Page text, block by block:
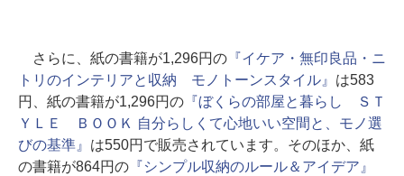
さらに、紙の書籍が1,296円の『イケア・無印良品・ニ
トリのインテリアと収納 モノトーンスタイル』 は583
円、紙の書籍が1,296円の『ぼくらの部屋と暮らし ＳＴ
ＹＬＥ ＢＯＯＫ 自分らしくて心地いい空間と、モノ選
びの基準』 は550円で販売されています。そのほか、紙
の書籍が864円の『シンプル収納のルール＆アイデア』